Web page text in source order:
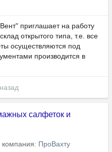
приглашает на работу
открытого типа, т.е. все
осуществляются под
производится в
caлфетoк и
компания: ПроВахту